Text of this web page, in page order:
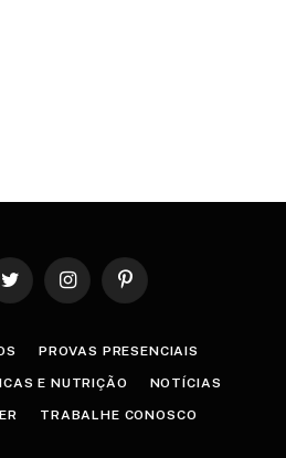
Twitter InstagramPinterest
PROVAS PRESENCIAIS
E NUTRIÇÃO NOTÍCIAS
TRABALHE CONOSCO